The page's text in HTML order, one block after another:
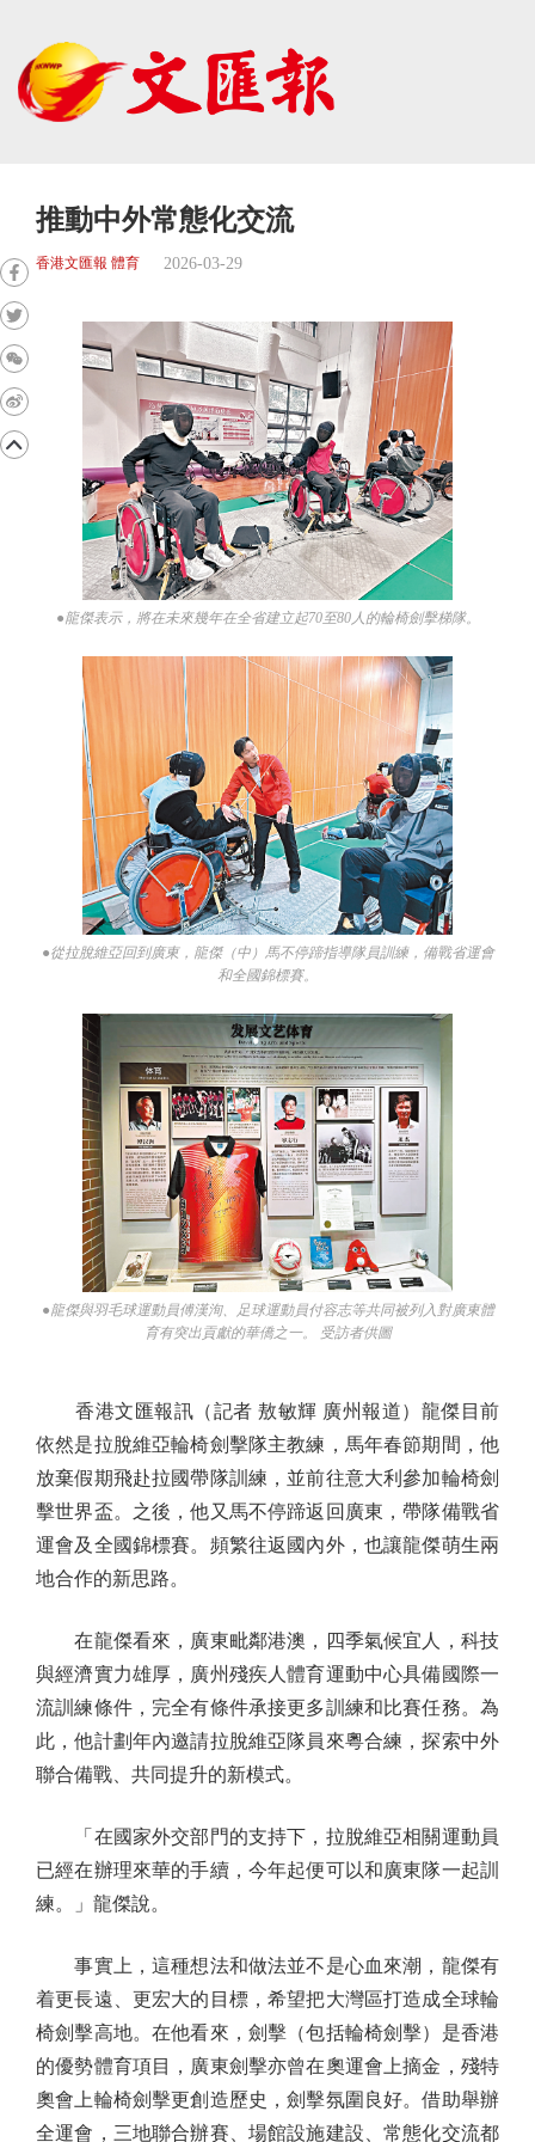
推動中外常態化交流
香港文匯報 體育 2026-03-29
●龍傑表示，將在未來幾年在全省建立起70至80人的輪椅劍擊梯隊。
●從拉脫維亞回到廣東，龍傑（中）馬不停蹄指導隊員訓練，備戰省運會
和全國錦標賽。
●龍傑與羽毛球運動員傅漢洵、足球運動員付容志等共同被列入對廣東體
育有突出貢獻的華僑之一。 受訪者供圖
香港文匯報訊（記者 敖敏輝 廣州報道）龍傑目前
依然是拉脫維亞輪椅劍擊隊主教練，馬年春節期間，他
放棄假期飛赴拉國帶隊訓練，並前往意大利參加輪椅劍
擊世界盃。之後，他又馬不停蹄返回廣東，帶隊備戰省
運會及全國錦標賽。頻繁往返國內外，也讓龍傑萌生兩
地合作的新思路。
在龍傑看來，廣東毗鄰港澳，四季氣候宜人，科技
與經濟實力雄厚，廣州殘疾人體育運動中心具備國際一
流訓練條件，完全有條件承接更多訓練和比賽任務。為
此，他計劃年內邀請拉脫維亞隊員來粵合練，探索中外
聯合備戰、共同提升的新模式。
「在國家外交部門的支持下，拉脫維亞相關運動員
已經在辦理來華的手續，今年起便可以和廣東隊一起訓
練。」龍傑說。
事實上，這種想法和做法並不是心血來潮，龍傑有
着更長遠、更宏大的目標，希望把大灣區打造成全球輪
椅劍擊高地。在他看來，劍擊（包括輪椅劍擊）是香港
的優勢體育項目，廣東劍擊亦曾在奧運會上摘金，殘特
奧會上輪椅劍擊更創造歷史，劍擊氛圍良好。借助舉辦
全運會，三地聯合辦賽、場館設施建設、常態化交流都